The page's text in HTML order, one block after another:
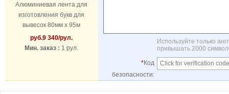
Алюминиевая лента для
изготовления букв для
вывесок 80мм x 95м
руб.9 340/рул.
Мин. заказ : 1 рул.
Используйте только
привышать 2000
*Код
безопасности: